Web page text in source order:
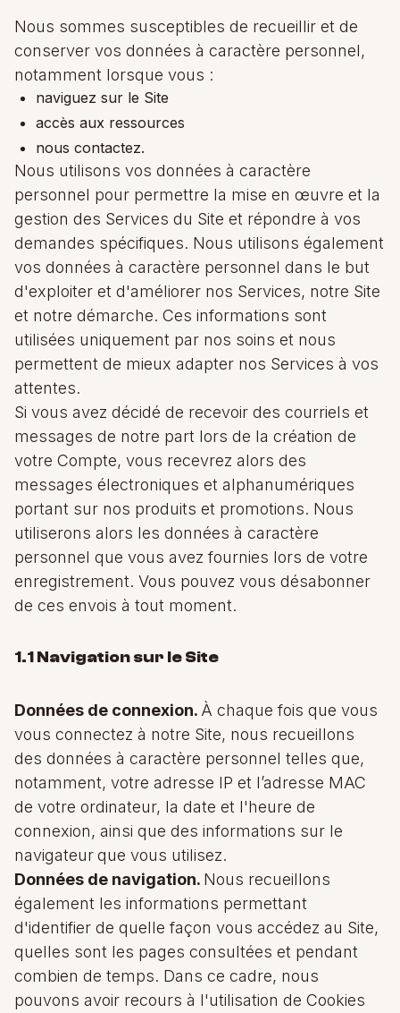
Nous sommes susceptibles de recueillir et de
conserver vos données à caractère personnel,
notamment lorsque vous :
naviguez sur le Site
accès aux ressources
nous contactez.
Nous utilisons vos données à caractère
personnel pour permettre la mise en œuvre et la
gestion des Services du Site et répondre à vos
demandes spécifiques. Nous utilisons également
vos données à caractère personnel dans le but
d'exploiter et d'améliorer nos Services, notre Site
et notre démarche. Ces informations sont
utilisées uniquement par nos soins et nous
permettent de mieux adapter nos Services à vos
attentes.
Si vous avez décidé de recevoir des courriels et
messages de notre part lors de la création de
votre Compte, vous recevrez alors des
messages électroniques et alphanumériques
portant sur nos produits et promotions. Nous
utiliserons alors les données à caractère
personnel que vous avez fournies lors de votre
enregistrement. Vous pouvez vous désabonner
de ces envois à tout moment.
1.1 Navigation sur le Site
Données de connexion. À chaque fois que vous
vous connectez à notre Site, nous recueillons
des données à caractère personnel telles que,
notamment, votre adresse IP et l’adresse MAC
de votre ordinateur, la date et l'heure de
connexion, ainsi que des informations sur le
navigateurque vous utilisez.
Données de navigation. Nous recueillons
également les informations permettant
d'identifier de quelle façon vous accédez au Site,
quelles sont les pages consultées et pendant
combien de temps. Dans ce cadre, nous
pouvons avoir recours à l'utilisation de Cookies